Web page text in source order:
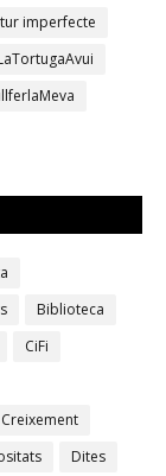
imperfecte
Biblioteca
CiFi
Creixement
Dites